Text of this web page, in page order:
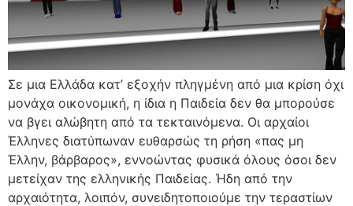
Σε μια Ελλάδα κατ’ εξοχήν πληγμένη από μια κρίση όχι
μονάχα οικονομική, η ίδια η Παιδεία δεν θα μπορούσε
να βγει αλώβητη από τα τεκταινόμενα. Οι αρχαίοι
Έλληνες διατύπωναν ευθαρσώς τη ρήση «πας μη
Έλλην, βάρβαρος», εννοώντας φυσικά όλους όσοι δεν
μετείχαν της ελληνικής Παιδείας. Ήδη από την
αρχαιότητα, λοιπόν, συνειδητοποιούμε την τεραστίων